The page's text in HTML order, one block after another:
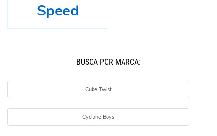
Speed
BUSCÁ POR MARCA:
Cube Twist
Cyclone Boys